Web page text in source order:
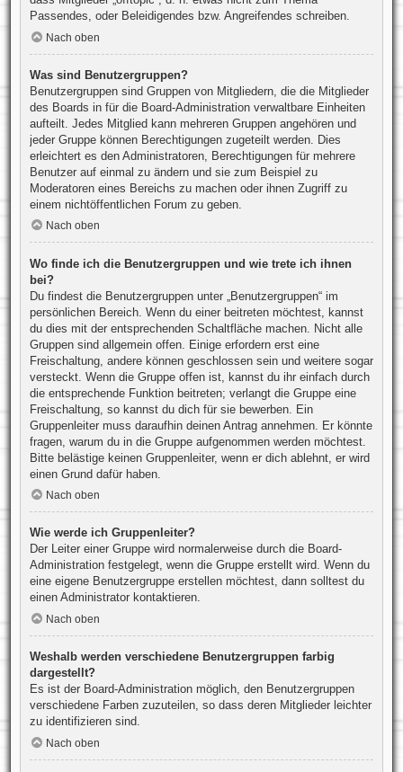
Passendes, oder Beleidigendes bzw. Angreifendes schreiben.
Nach oben
Was sind Benutzergruppen?
Benutzergruppen sind Gruppen von Mitgliedern, die die Mitglieder
des Boards in für die Board-Administration verwaltbare Einheiten
aufteilt. Jedes Mitglied kann mehreren Gruppen angehören und
jeder Gruppe können Berechtigungen zugeteilt werden. Dies
erleichtert es den Administratoren, Berechtigungen für mehrere
Benutzer auf einmal zu ändern und sie zum Beispiel zu
Moderatoren eines Bereichs zu machen oder ihnen Zugriff zu
einem nichtöffentlichen Forum zu geben.
Nach oben
Wo finde ich die Benutzergruppen und wie trete ich ihnen
bei?
Du findest die Benutzergruppen unter „Benutzergruppen“ im
persönlichen Bereich. Wenn du einer beitreten möchtest, kannst
du dies mit der entsprechenden Schaltfläche machen. Nicht alle
Gruppen sind allgemein offen. Einige erfordern erst eine
Freischaltung, andere können geschlossen sein und weitere sogar
versteckt. Wenn die Gruppe offen ist, kannst du ihr einfach durch
die entsprechende Funktion beitreten; verlangt die Gruppe eine
Freischaltung, so kannst du dich für sie bewerben. Ein
Gruppenleiter muss daraufhin deinen Antrag annehmen. Er könnte
fragen, warum du in die Gruppe aufgenommen werden möchtest.
Bitte belästige keinen Gruppenleiter, wenn er dich ablehnt, er wird
einen Grund dafür haben.
Nach oben
Wie werde ich Gruppenleiter?
Der Leiter einer Gruppe wird normalerweise durch die Board-
Administration festgelegt, wenn die Gruppe erstellt wird. Wenn du
eine eigene Benutzergruppe erstellen möchtest, dann solltest du
einen Administrator kontaktieren.
Nach oben
Weshalb werden verschiedene Benutzergruppen farbig
dargestellt?
Es ist der Board-Administration möglich, den Benutzergruppen
verschiedene Farben zuzuteilen, so dass deren Mitglieder leichter
zu identifizieren sind.
Nach oben